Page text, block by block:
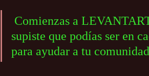
supiste que podías ser en
para ayudar a tu